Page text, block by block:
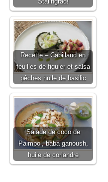
Recette – Cabillaud en
feuilles de figuier et salsa
pêches huile de basilic
Salade de coco de
Paimpol, baba ganoush,
huile de coriandre